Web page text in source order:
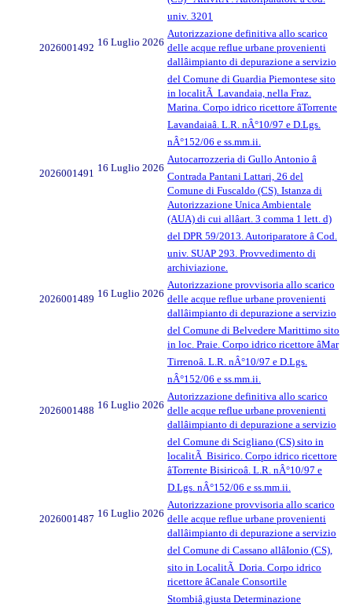
univ. 3201
2026001492 16 Luglio 2026
Autorizzazione definitiva allo scarico
delle acque reflue urbane provenienti
dallâimpianto di depurazione a servizio
del Comune di Guardia Piemontese sito
in localitÃ Lavandaia, nella Fraz.
Marina. Corpo idrico ricettore âTorrente
Lavandaiaâ. L.R. nÂ°10/97 e D.Lgs.
nÂ°152/06 e ss.mm.ii.
2026001491 16 Luglio 2026
Autocarrozzeria di Gullo Antonio â
Contrada Pantani Lattari, 26 del
Comune di Fuscaldo (CS). Istanza di
Autorizzazione Unica Ambientale
(AUA) di cui allâart. 3 comma 1 lett. d)
del DPR 59/2013. Autoriparatore â Cod.
univ. SUAP 293. Provvedimento di
archiviazione.
2026001489 16 Luglio 2026
Autorizzazione provvisoria allo scarico
delle acque reflue urbane provenienti
dallâimpianto di depurazione a servizio
del Comune di Belvedere Marittimo sito
in loc. Praie. Corpo idrico ricettore âMar
Tirrenoâ. L.R. nÂ°10/97 e D.Lgs.
nÂ°152/06 e ss.mm.ii.
2026001488 16 Luglio 2026
Autorizzazione definitiva allo scarico
delle acque reflue urbane provenienti
dallâimpianto di depurazione a servizio
del Comune di Scigliano (CS) sito in
localitÃ Bisirico. Corpo idrico ricettore
âTorrente Bisiricoâ. L.R. nÂ°10/97 e
D.Lgs. nÂ°152/06 e ss.mm.ii.
2026001487 16 Luglio 2026
Autorizzazione provvisoria allo scarico
delle acque reflue urbane provenienti
dallâimpianto di depurazione a servizio
del Comune di Cassano allâIonio (CS),
sito in LocalitÃ Doria. Corpo idrico
ricettore âCanale Consortile
Stombiâ,giusta Determinazione